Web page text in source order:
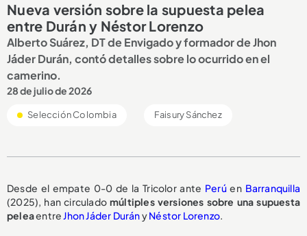
Nueva versión sobre la supuesta pelea
entre Durán y Néstor Lorenzo
Alberto Suárez, DT de Envigado y formador de Jhon
Jáder Durán, contó detalles sobre lo ocurrido en el
camerino.
28 de julio de 2026
Selección Colombia Faisury Sánchez
Desde el empate 0-0 de la Tricolor ante Perúen Barranquilla
(2025), han circulado múltiples versiones sobre una supuesta
peleaentreJhon Jáder DurányNéstor Lorenzo.